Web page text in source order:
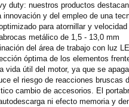
duty: nuestros productos
innovación y del empleo de una
para atornillar y
metálico de 1,5 - 13,0 mm
del área de trabajo con luz
óptima de los elementos
vida útil del motor, ya que se
el riesgo de reacciones bruscas
cambio de accesorios. El
ni efecto memoria y